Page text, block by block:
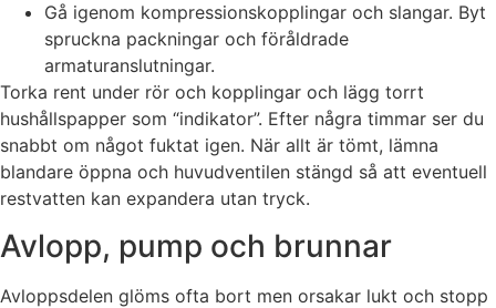
Gå igenom kompressionskopplingar och slangar. Byt
spruckna packningar och föråldrade
armaturanslutningar.
Torka rent under rör och kopplingar och lägg torrt
hushållspapper som “indikator”. Efter några timmar ser du
snabbt om något fuktat igen. När allt är tömt, lämna
blandare öppna och huvudventilen stängd så att eventuell
restvatten kan expandera utan tryck.
Avlopp, pump och brunnar
Avloppsdelen glöms ofta bort men orsakar lukt och stopp